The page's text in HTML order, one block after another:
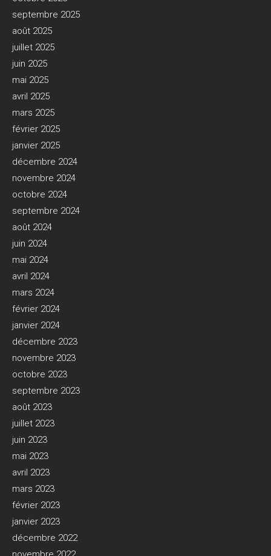
septembre 2025
août 2025
juillet 2025
juin 2025
mai 2025
avril 2025
mars 2025
février 2025
janvier 2025
décembre 2024
novembre 2024
octobre 2024
septembre 2024
août 2024
juin 2024
mai 2024
avril 2024
mars 2024
février 2024
janvier 2024
décembre 2023
novembre 2023
octobre 2023
septembre 2023
août 2023
juillet 2023
juin 2023
mai 2023
avril 2023
mars 2023
février 2023
janvier 2023
décembre 2022